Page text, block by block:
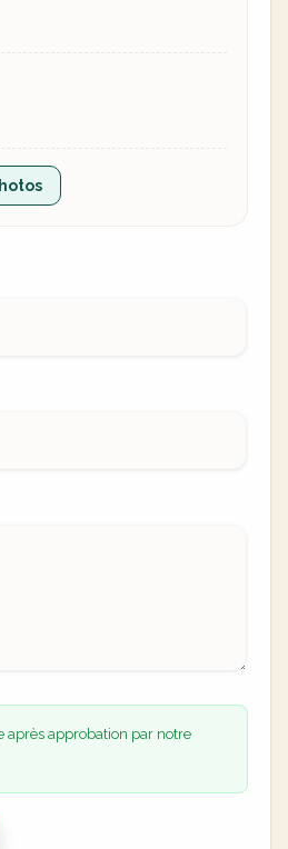
après approbation par notre